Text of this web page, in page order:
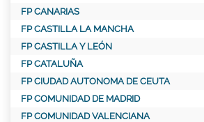
FP CANARIAS
FP CASTILLA LA MANCHA
FP CASTILLA Y LEÓN
FP CATALUÑA
FP CIUDAD AUTONOMA DE CEUTA
FP COMUNIDAD DE MADRID
FP COMUNIDAD VALENCIANA